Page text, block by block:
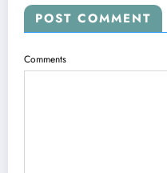
POST COMMENT
Comments